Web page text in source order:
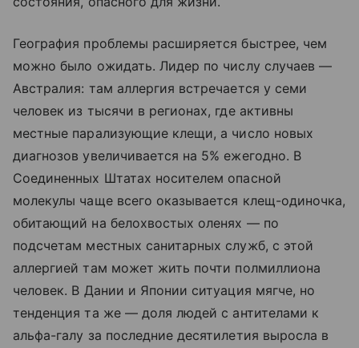
География проблемы расширяется быстрее, чем
можно было ожидать. Лидер по числу случаев —
Австралия: там аллергия встречается у семи
человек из тысячи в регионах, где активны
местные парализующие клещи, а число новых
диагнозов увеличивается на 5% ежегодно. В
Соединенных Штатах носителем опасной
молекулы чаще всего оказывается клещ-одиночка,
обитающий на белохвостых оленях — по
подсчетам местных санитарных служб, с этой
аллергией там может жить почти полмиллиона
человек. В Дании и Японии ситуация мягче, но
тенденция та же — доля людей с антителами к
альфа-галу за последние десятилетия выросла в